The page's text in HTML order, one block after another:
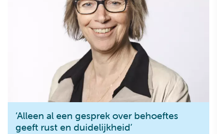
‘Alleen al een gesprek over behoeftes
geeft rust en duidelijkheid’